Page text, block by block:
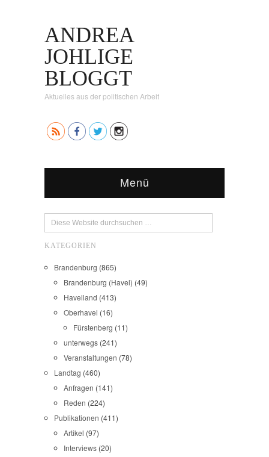
ANDREA
JOHLIGE
BLOGGT
Aktuelles aus der politischen Arbeit
Menü
KATEGORIEN
Brandenburg (865)
Brandenburg (Havel) (49)
Havelland (413)
Oberhavel (16)
Fürstenberg (11)
unterwegs (241)
Veranstaltungen (78)
Landtag (460)
Anfragen (141)
Reden (224)
Publikationen (411)
Artikel (97)
Interviews (20)